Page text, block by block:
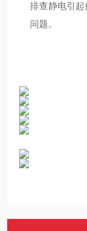
排查静电引
问题。